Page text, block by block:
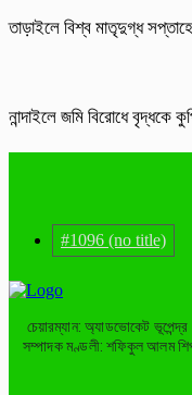
তাড়াইলে বিশ্ব মাতৃদুগ্ধ
নান্দাইলে জমি বিরোধে বৃদ্ধকে
#1096 (no title)
চেয়ারম্যান: অ্যাডভোকেট
সম্পাদক মণ্ডলী: শফিকুল আলম